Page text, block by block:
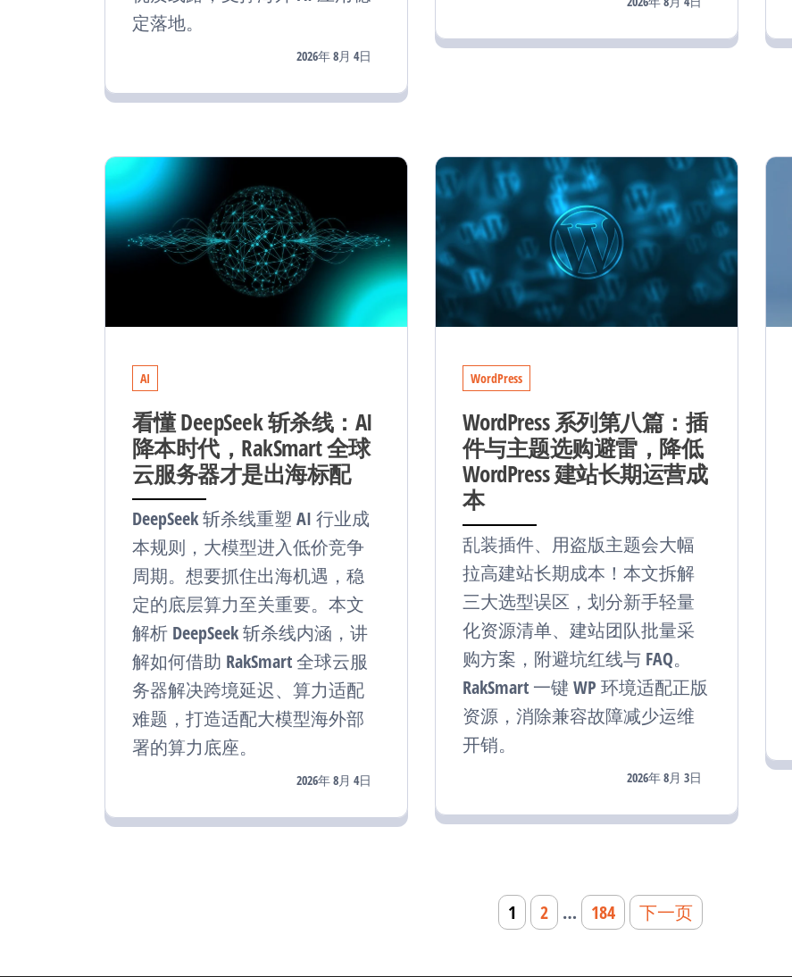
定落地。
2026年 8月 4日
AI
看懂 DeepSeek 斩杀线：AI
降本时代，RakSmart 全球
云服务器才是出海标配
DeepSeek 斩杀线重塑 AI 行业成
本规则，大模型进入低价竞争
周期。想要抓住出海机遇，稳
定的底层算力至关重要。本文
解析 DeepSeek 斩杀线内涵，讲
解如何借助 RakSmart 全球云服
务器解决跨境延迟、算力适配
难题，打造适配大模型海外部
署的算力底座。
2026年 8月 4日
WordPress
WordPress 系列第八篇：插
件与主题选购避雷，降低
WordPress 建站长期运营成
本
乱装插件、用盗版主题会大幅
拉高建站长期成本！本文拆解
三大选型误区，划分新手轻量
化资源清单、建站团队批量采
购方案，附避坑红线与 FAQ。
RakSmart 一键 WP 环境适配正版
资源，消除兼容故障减少运维
开销。
2026年 8月 3日
1 2 … 184 下一页